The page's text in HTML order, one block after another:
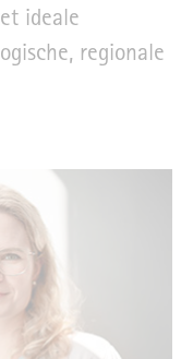
ideale
regionale